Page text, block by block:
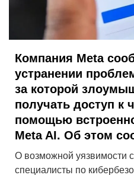
Компания Meta
устранении
за которой
получать доступ к
помощью
Meta AI. Об этом
О возможной уязвимости
специалисты по